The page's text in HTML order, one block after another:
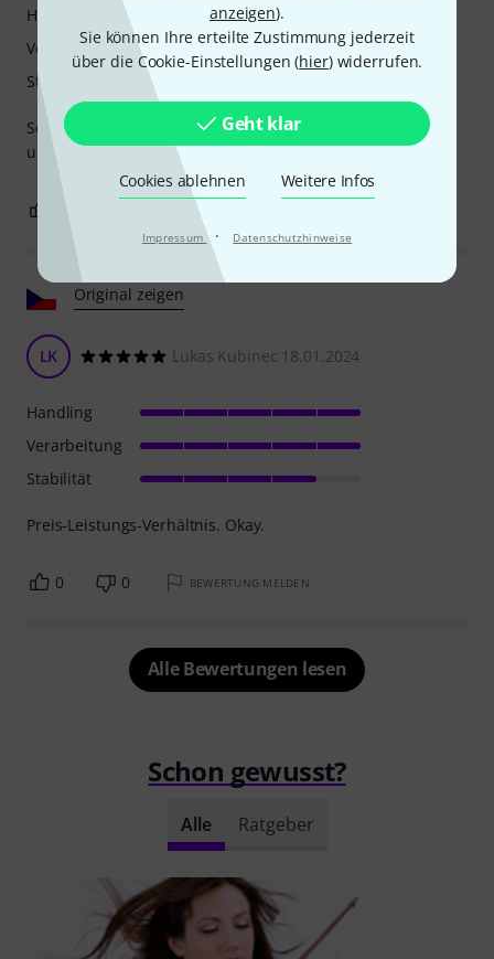
anzeigen).
Sie können Ihre erteilte Zustimmung jederzeit
über die Cookie-Einstellungen (hier) widerrufen.
Geht klar
Cookies ablehnen Weitere Infos
Impressum · Datenschutzhinweise
Sehr zuverlässige Box, guter Reißverschluss, Rückenlehne
und schöne Farbe.
Handling
Verarbeitung
Stabilität
BEWERTUNG MELDEN
Original zeigen
LK Lukas Kubinec 18.01.2024
Preis-Leistungs-Verhältnis. Okay.
Handling
Verarbeitung
Stabilität
0 0 BEWERTUNG MELDEN
Alle Bewertungen lesen
Schon gewusst?
Alle Ratgeber